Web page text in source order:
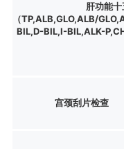
肝功能
（TP,ALB,GLO,ALB/
BIL,D-BIL,I-BIL,ALK-
宫颈刮片检查